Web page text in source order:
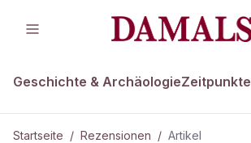
Geschichte & ArchäologieZeitpunkte
Startseite / Rezensionen / Artikel